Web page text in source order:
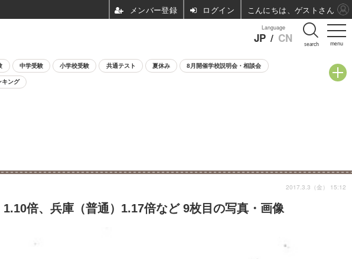
menu
Language
JP / CN search
中学受験 小学校受験 共通テスト 夏休み 8月開催学校説明会・相談会
キング
倍、兵庫（普通）1.17倍など 9枚目の写真・画像
2017.3.3（金） 15:12
ログイン こんにちは、ゲストさん